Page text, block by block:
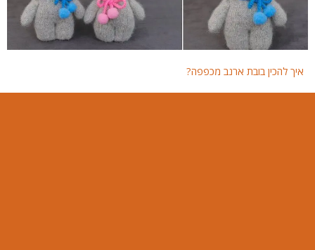
איך להכין בובת ארנב מכפפה?